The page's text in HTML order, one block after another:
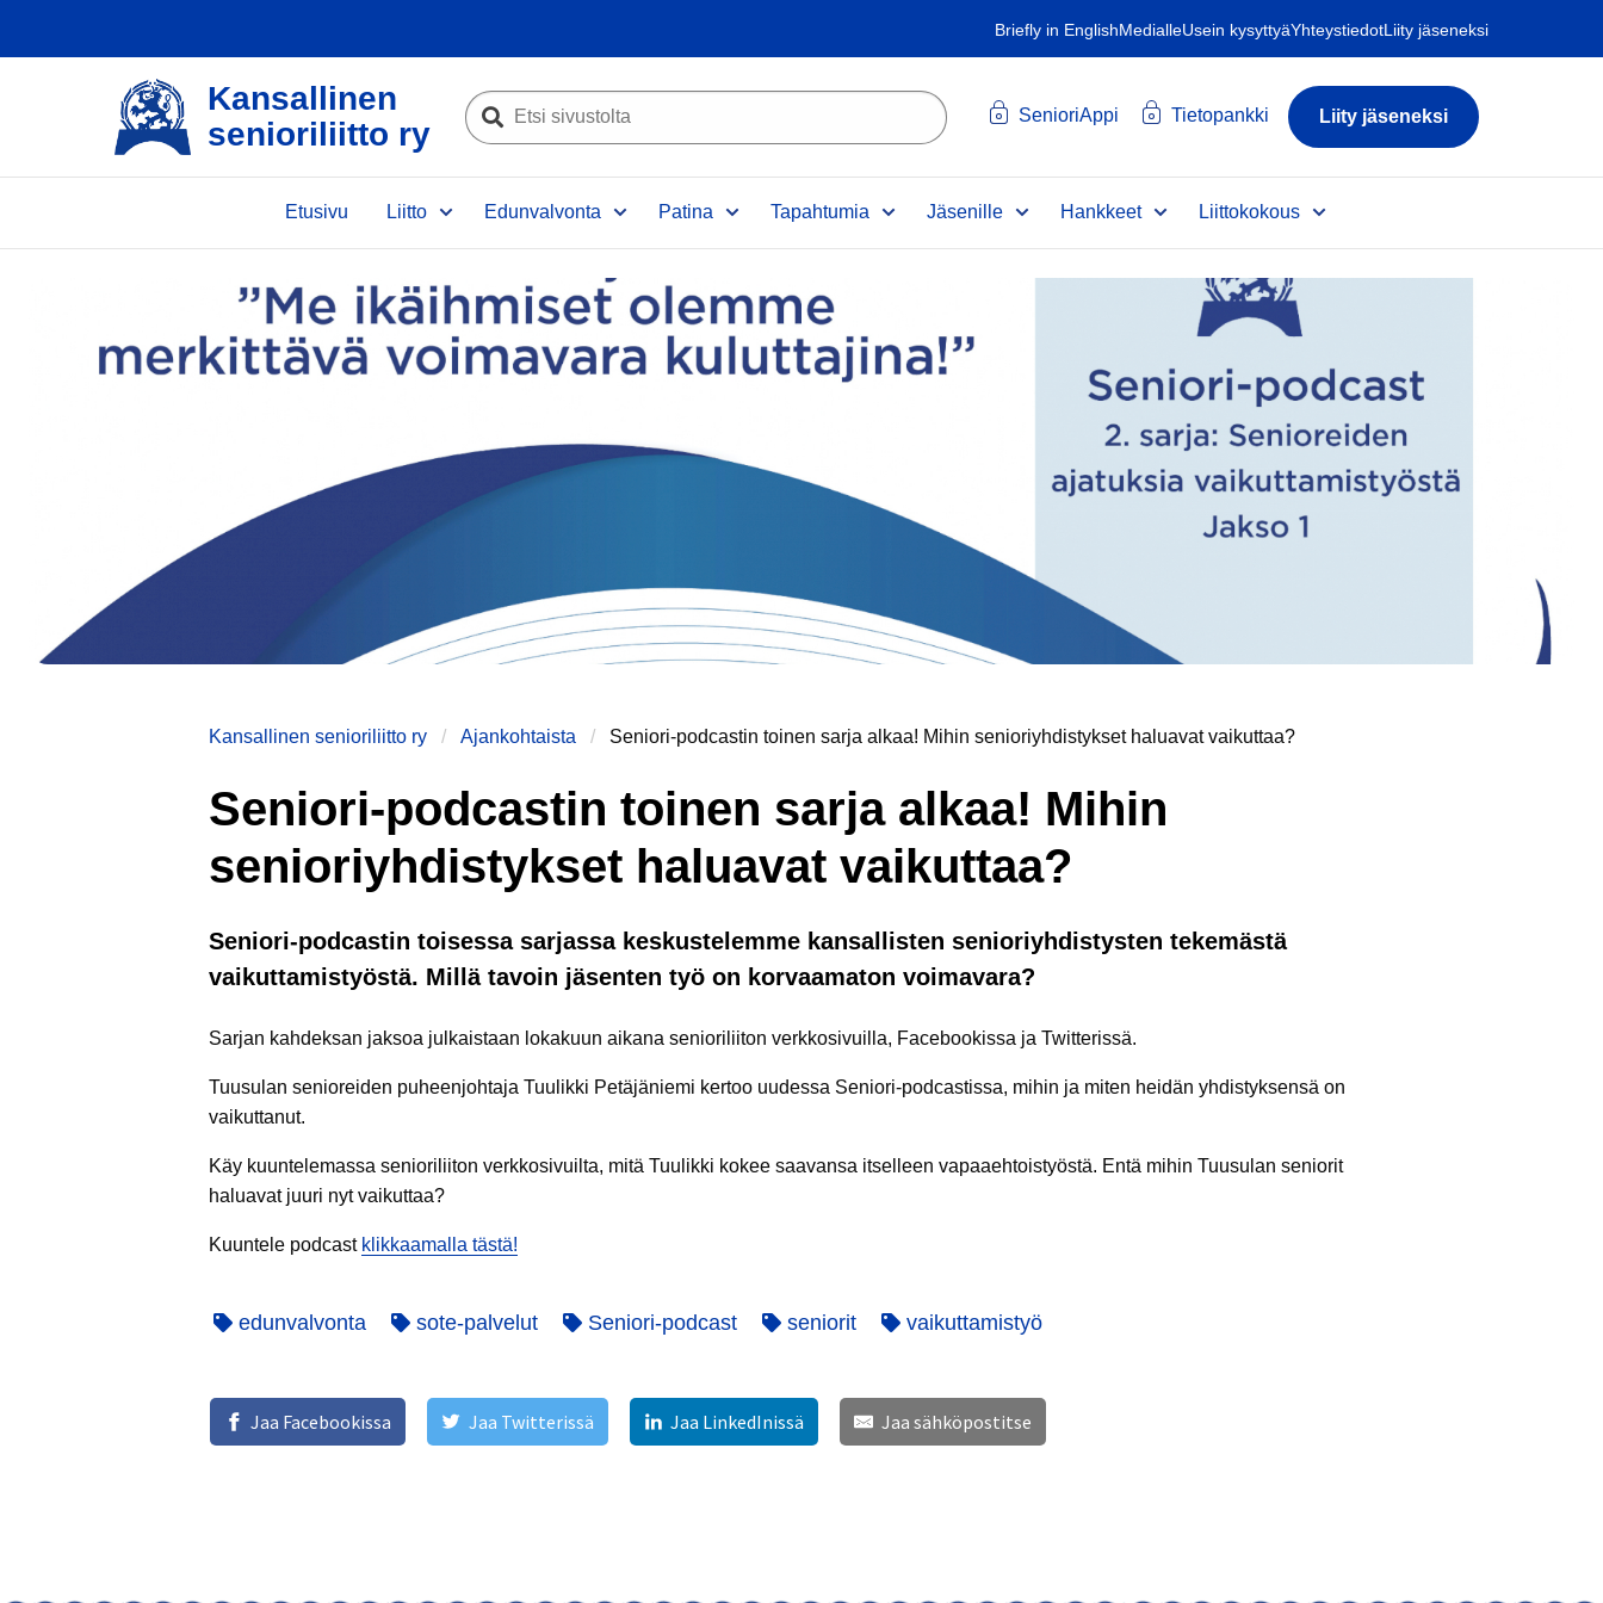
Briefly in EnglishMedialleUsein kysyttyäYhteystiedotLiity jäseneksi
Kansallinen
senioriliitto ry
Etsi
sivustolta
SenioriAppi Tietopankki Liity jäseneksi
Etusivu Liitto Edunvalvonta Patina Tapahtumia Jäsenille Hankkeet Liittokokous
Kansallinen senioriliitto ry Ajankohtaista Seniori-podcastin toinen sarja alkaa! Mihin senioriyhdistykset haluavat vaikuttaa?
Seniori-podcastin toinen sarja alkaa! Mihin
senioriyhdistykset haluavat vaikuttaa?
Seniori-podcastin toisessa sarjassa keskustelemme kansallisten senioriyhdistysten tekemästä
vaikuttamistyöstä. Millä tavoin jäsenten työ on korvaamaton voimavara?
Sarjan kahdeksan jaksoa julkaistaan lokakuun aikana senioriliiton verkkosivuilla, Facebookissa ja Twitterissä.
Tuusulan senioreiden puheenjohtaja Tuulikki Petäjäniemi kertoo uudessa Seniori-podcastissa, mihin ja miten heidän yhdistyksensä on
vaikuttanut.
Käy kuuntelemassa senioriliiton verkkosivuilta, mitä Tuulikki kokee saavansa itselleen vapaaehtoistyöstä. Entä mihin Tuusulan seniorit
haluavat juuri nyt vaikuttaa?
Kuuntele podcast klikkaamalla tästä!
edunvalvonta sote-palvelut Seniori-podcast seniorit vaikuttamistyö
Jaa Facebookissa Jaa Twitterissä Jaa LinkedInissä Jaa sähköpostitse